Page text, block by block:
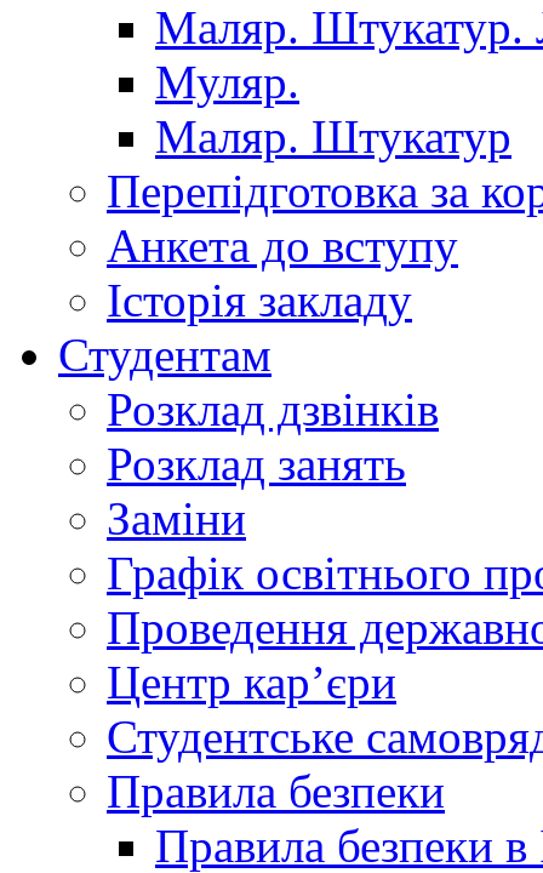
Маляр. Штукатур.
Муляр.
Маляр. Штукатур
Перепідготовка за
Анкета до вступу
Історія закладу
Студентам
Розклад дзвінків
Розклад занять
Заміни
Графік освітнього
Проведення
Центр кар’єри
Студентське
Правила безпеки
Правила безпеки в